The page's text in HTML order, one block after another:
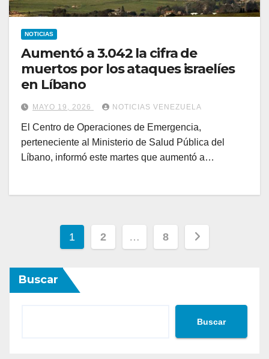
NOTICIAS
Aumentó a 3.042 la cifra de
muertos por los ataques israelíes
en Líbano
MAYO 19, 2026 NOTICIAS VENEZUELA
El Centro de Operaciones de Emergencia,
perteneciente al Ministerio de Salud Pública del
Líbano, informó este martes que aumentó a…
Paginación
de
entradas
1 2 … 8
Buscar
Buscar